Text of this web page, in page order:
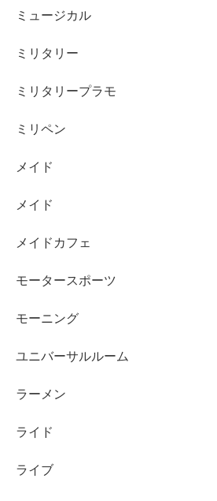
ミュージカル
ミリタリー
ミリタリープラモ
ミリペン
メイド
メイド
メイドカフェ
モータースポーツ
モーニング
ユニバーサルルーム
ラーメン
ライド
ライブ